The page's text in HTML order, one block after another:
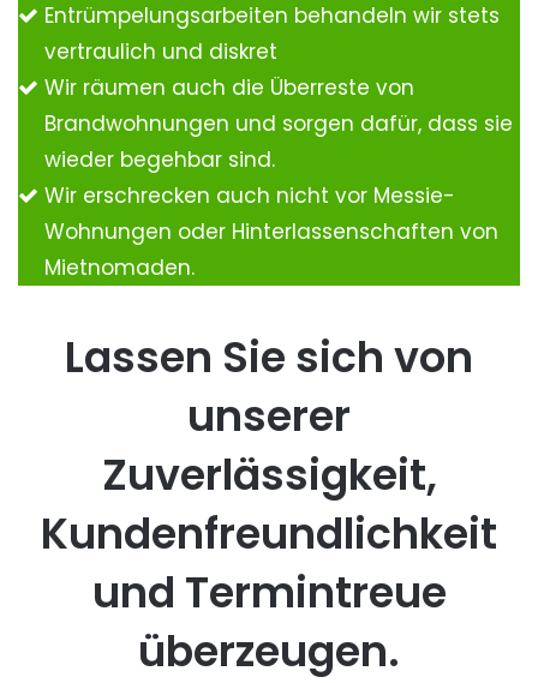
Entrümpelungsarbeiten behandeln wir stets
vertraulich und diskret
Wir räumen auch die Überreste von
Brandwohnungen und sorgen dafür, dass sie
wieder begehbar sind.
Wir erschrecken auch nicht vor Messie-
Wohnungen oder Hinterlassenschaften von
Mietnomaden.
Lassen Sie sich von
unserer
Zuverlässigkeit,
Kundenfreundlichkeit
und Termintreue
überzeugen.